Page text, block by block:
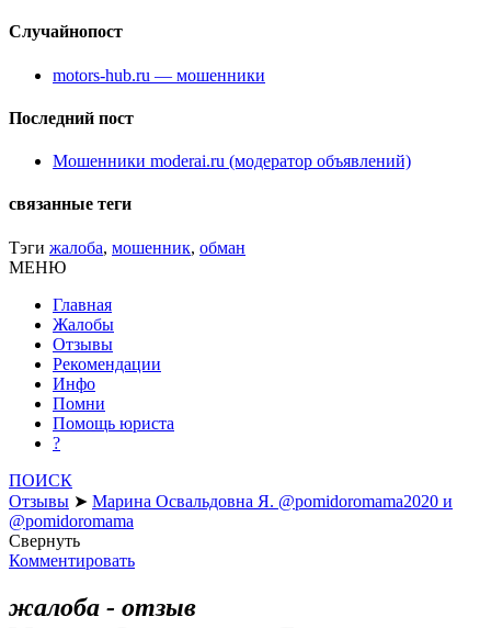
Случайнопост
motors-hub.ru — мошенники
Последний пост
Мошенники moderai.ru (модератор объявлений)
связанные теги
Тэги жалоба, мошенник, обман
МЕНЮ
Главная
Жалобы
Отзывы
Рекомендации
Инфо
Помни
Помощь юриста
?
ПОИСК
Отзывы ➤ Марина Освальдовна Я. @pomidoromama2020 и
@pomidoromama
Свернуть
Комментировать
жалоба - отзыв